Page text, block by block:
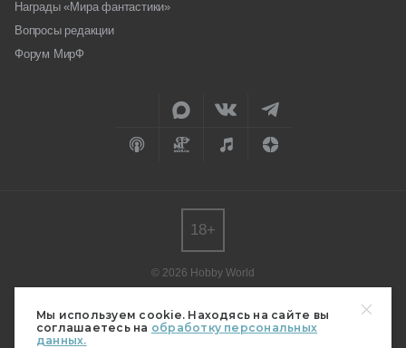
Мы используем cookie. Находясь на сайте вы
соглашаетесь на обработку персональных
данных.
Награды «Мира фантастики»
Вопросы редакции
Форум МирФ
© 2026 Hobby World
редакции.
Мнение авторов может не совпадать с мнением редакции.
18+